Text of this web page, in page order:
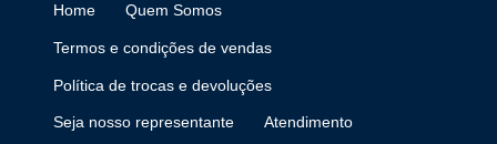
Home Quem Somos
Termos e condições de vendas
Política de trocas e devoluções
Seja nosso representante Atendimento